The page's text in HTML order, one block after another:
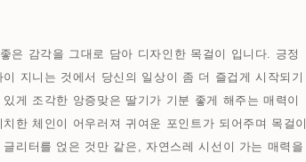
은 감각을 그대로 담아 디자인한 목걸이 입니다. 긍정
지니는 것에서 당신의 일상이 좀 더 즐겁게 시작되기
게 조각한 앙증맞은 딸기가 기분 좋게 해주는 매력이
한 체인이 어우러져 귀여운 포인트가 되어주며 목걸이
리터를 얹은 것만 같은, 자연스레 시선이 가는 매력을